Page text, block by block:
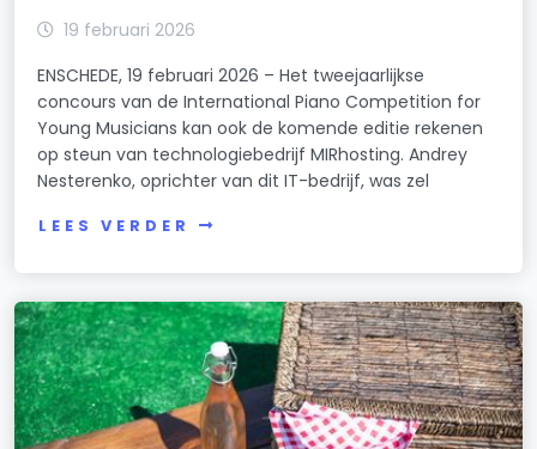
19 februari 2026
ENSCHEDE, 19 februari 2026 – Het tweejaarlijkse
concours van de International Piano Competition for
Young Musicians kan ook de komende editie rekenen
op steun van technologiebedrijf MIRhosting. Andrey
Nesterenko, oprichter van dit IT-bedrijf, was zel
LEES VERDER